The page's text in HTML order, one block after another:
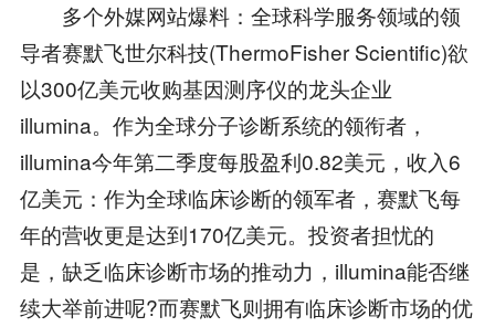
多个外媒网站爆料：全球科学服务领域的领
导者赛默飞世尔科技(ThermoFisher Scientific)欲
以300亿美元收购基因测序仪的龙头企业
illumina。作为全球分子诊断系统的领衔者，
illumina今年第二季度每股盈利0.82美元，收入6
亿美元：作为全球临床诊断的领军者，赛默飞每
年的营收更是达到170亿美元。投资者担忧的
是，缺乏临床诊断市场的推动力，illumina能否继
续大举前进呢?而赛默飞则拥有临床诊断市场的优